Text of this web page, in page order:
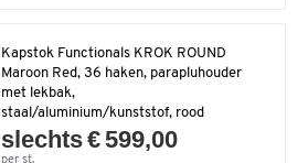
Kapstok Functionals KROK ROUND
Maroon Red, 36 haken, parapluhouder
met lekbak,
staal/aluminium/kunststof, rood
slechts € 599,00
per st.